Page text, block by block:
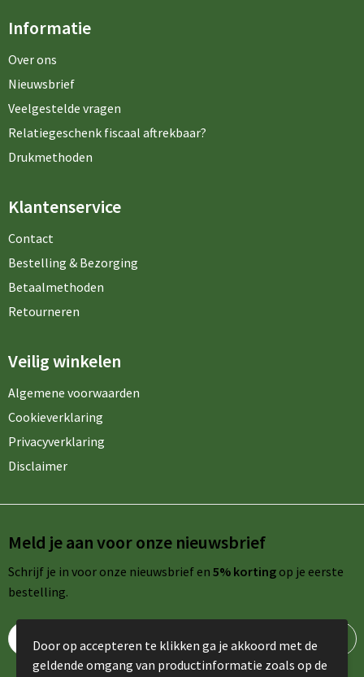
Informatie
Over ons
Nieuwsbrief
Veelgestelde vragen
Relatiegeschenk fiscaal aftrekbaar?
Drukmethoden
Klantenservice
Contact
Bestelling & Bezorging
Betaalmethoden
Retourneren
Veilig winkelen
Algemene voorwaarden
Cookieverklaring
Privacyverklaring
Disclaimer
Meld je aan voor onze nieuwsbrief
Schrijf je in voor onze nieuwsbrief en 5% kortingop je eerste
bestelling.
Door op accepteren te klikken ga je akkoord met de
geldende omgang van productinformatie zoals op de